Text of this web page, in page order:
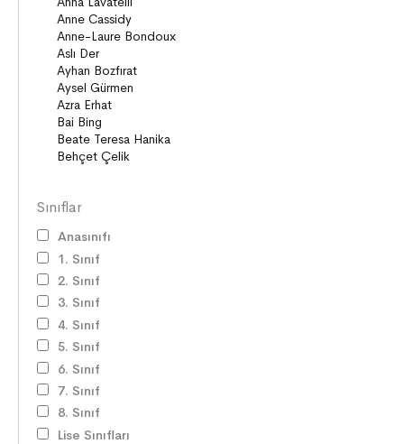
Sınıflar
Anasınıfı
1. Sınıf
2. Sınıf
3. Sınıf
4. Sınıf
5. Sınıf
6. Sınıf
7. Sınıf
8. Sınıf
Lise Sınıfları